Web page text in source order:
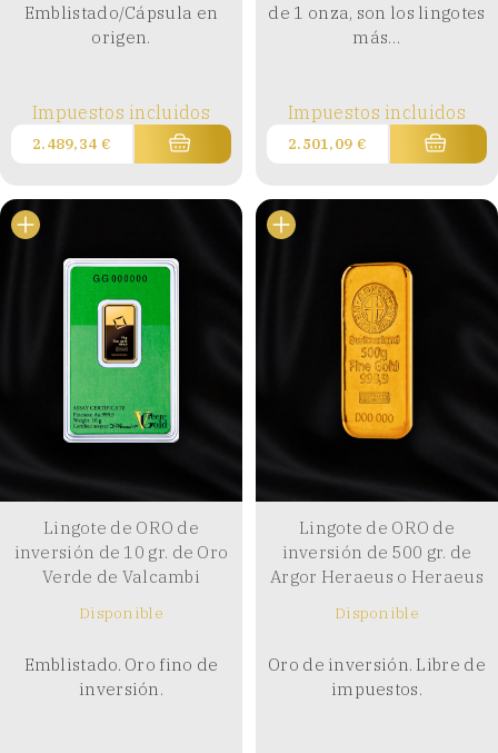
Emblistado/Cápsula en
origen.
Impuestos incluidos
2.489,34 €
de 1 onza, son los lingotes
más…
Impuestos incluidos
2.501,09 €
Lingote de ORO de
inversión de 10 gr. de Oro
Verde de Valcambi
Disponible
Emblistado. Oro fino de
inversión.
Lingote de ORO de
inversión de 500 gr. de
Argor Heraeus o Heraeus
Disponible
Oro de inversión. Libre de
impuestos.